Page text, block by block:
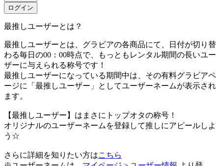
ログイン
最推しユーザーとは？
最推しユーザーとは、グラビアの各商品にて、日付が切り替
わる毎日の00：00時点で、
もっともレンタル期間の長いユー
ザーに与えられる称号です！
最推しユーザーになっている期間中は、 その有料グラビアペ
ージに「最推しユーザー」としてユーザーネームが表示され
ます。
【最推しユーザー】はまさにトップオタの称号！
オリジナルのユーザーネームを登録して推しにアピールしよ
う☆
さらに詳細を知りたい方はこちら